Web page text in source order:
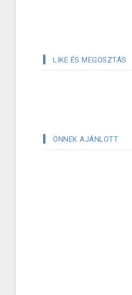
LIKE ÉS MEGOSZTÁS
ÖNNEK AJÁNLOTT